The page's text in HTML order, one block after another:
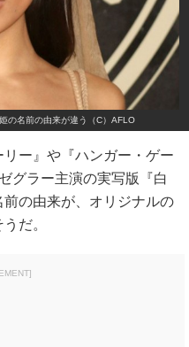
の名前の由来が違う（C）AFLO
ー』や『ハンガー・ゲー
グラー主演の実写版『白
の由来が、オリジナルの
だ。